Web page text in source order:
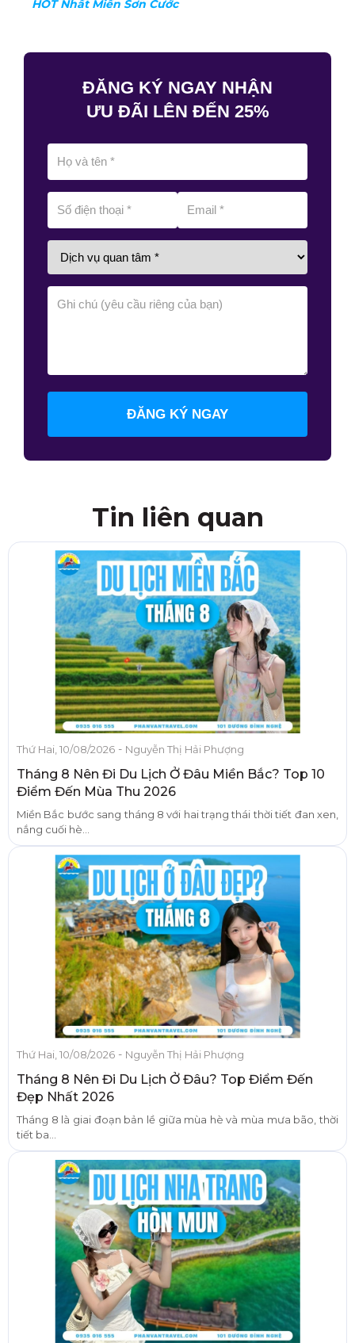
HOT Nhất Miền Sơn Cước
ĐĂNG KÝ NGAY NHẬN
ƯU ĐÃI LÊN ĐẾN 25%
ĐĂNG KÝ NGAY
Tin liên quan
Thứ Hai, 10/08/2026 - Nguyễn Thị Hải Phượng
Tháng 8 Nên Đi Du Lịch Ở Đâu Miền Bắc? Top 10
Điểm Đến Mùa Thu 2026
Miền Bắc bước sang tháng 8 với hai trạng thái thời tiết đan xen,
nắng cuối hè...
Thứ Hai, 10/08/2026 - Nguyễn Thị Hải Phượng
Tháng 8 Nên Đi Du Lịch Ở Đâu? Top Điểm Đến
Đẹp Nhất 2026
Tháng 8 là giai đoạn bản lề giữa mùa hè và mùa mưa bão, thời
tiết ba...